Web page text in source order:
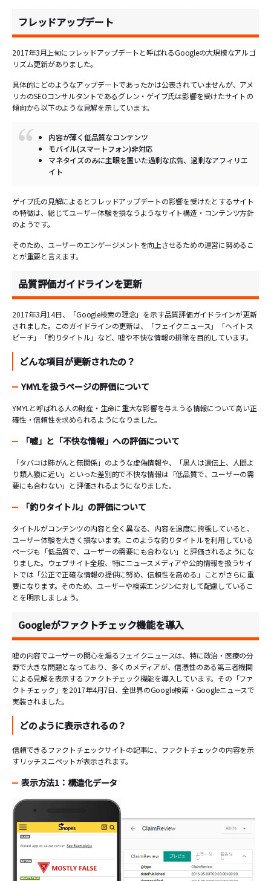
フレッドアップデート
2017年3月上旬にフレッドアップデートと呼ばれるGoogleの大規模なアルゴ
リズム更新がありました。
具体的にどのようなアップデートであったかは公表されていませんが、アメ
リカのSEOコンサルタントであるグレン・ゲイブ氏は影響を受けたサイトの
傾向から以下のような見解を示しています。
内容が薄く低品質なコンテンツ
モバイル(スマートフォン)非対応
マネタイズのみに主眼を置いた過剰な広告、過剰なアフィリエ
イト
ゲイブ氏の見解によるとフレッドアップデートの影響を受けたとするサイト
の特徴は、総じてユーザー体験を損なうようなサイト構造・コンテンツ方針
のようです。
そのため、ユーザーのエンゲージメントを向上させるための運営に努めるこ
とが重要と言えます。
品質評価ガイドラインを更新
2017年3月14日、「Google検索の理念」を示す品質評価ガイドラインが更新
されました。このガイドラインの更新は、「フェイクニュース」「ヘイトス
ピーチ」「釣りタイトル」など、嘘や不快な情報の排除を目的しています。
どんな項目が更新されたの？
YMYLを扱うページの評価について
YMYLと呼ばれる人の財産・生命に重大な影響を与えうる情報について高い正
確性・信頼性を求められるようになりました。
「嘘」と「不快な情報」への評価について
「タバコは肺がんと無関係」のような虚偽情報や、「黒人は遺伝上、人間よ
り類人猿に近い」といった差別的で不快な情報は「低品質で、ユーザーの需
要にも合わない」と評価されるようになりました。
「釣りタイトル」の評価について
タイトルがコンテンツの内容と全く異なる、内容を過度に誇張していると、
ユーザー体験を大きく損ないます。このような釣りタイトルを利用している
ページも「低品質で、ユーザーの需要にも合わない」と評価されるようにな
りました。ウェブサイト全般、特にニュースメディアや公的情報を扱うサイ
トでは「公正で正確な情報の提供に努め、信頼性を高める」ことがさらに重
要になります。そのため、ユーザーや検索エンジンに対して配慮しているこ
とを明示しましょう。
Googleがファクトチェック機能を導入
嘘の内容でユーザーの関心を煽るフェイクニュースは、特に政治・医療の分
野で大きな問題となっており、多くのメディアが、信憑性のある第三者機関
による見解を表示するファクトチェック機能を導入しています。その「ファ
クトチェック」を2017年4月7日、全世界のGoogle検索・Googleニュースで
実装されました。
どのように表示されるの？
信頼できるファクトチェックサイトの記事に、ファクトチェックの内容を示
すリッチスニペットが表示されます。
表示方法1：構造化データ